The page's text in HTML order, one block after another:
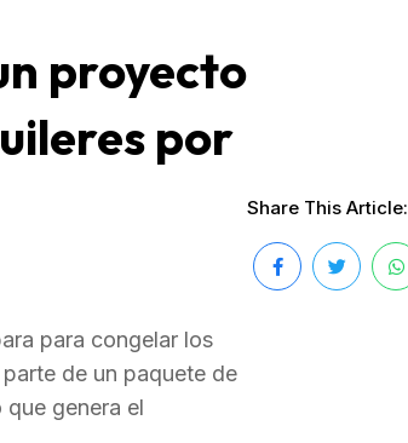
proyecto
por
para congelar los
de un paquete de
genera el
Share This Article: